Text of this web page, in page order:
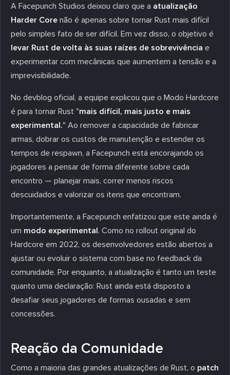
A Facepunch Studios deixou claro que a atualização
Harder Core não é apenas sobre tornar Rust mais difícil
pelo simples fato de ser difícil. Em vez disso, o objetivo é
levar Rust de volta às suas raízes de sobrevivência e
experimentar com mecânicas que aumentem a tensão e a
imprevisibilidade.
No devblog oficial, a equipe explicou que o Modo Hardcore
é para tornar Rust "mais difícil, mais justo e mais
experimental." Ao remover a capacidade de fabricar
armas, dobrar os custos de manutenção e estender os
tempos de respawn, a Facepunch está encorajando os
jogadores a pensar de forma diferente sobre cada
encontro — planejar mais, correr menos riscos
descuidados e valorizar os itens que encontram.
Importantemente, a Facepunch enfatizou que este ainda é
um modo experimental. Como no rollout original do
Hardcore em 2022, os desenvolvedores estão abertos a
ajustar ou evoluir o sistema com base no feedback da
comunidade. Por enquanto, a atualização é tanto um teste
quanto uma declaração: Rust ainda está disposto a
desafiar seus jogadores de formas ousadas e sem
concessões.
Reação da Comunidade
Como a maioria das grandes atualizações de Rust, o patch